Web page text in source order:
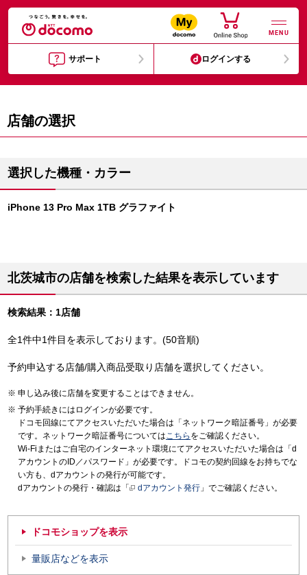
MENU
サポート ログインする
店舗の選択
選択した機種・カラー
iPhone 13 Pro Max 1TB グラファイト
北茨城市の店舗を検索した結果を表示しています
検索結果：1店舗
全1件中1件目を表示しております。(50音順)
予約申込する店舗/購入商品受取り店舗を選択してください。
申し込み後に店舗を変更することはできません。
予約手続きにはログインが必要です。
ドコモ回線にてアクセスいただいた場合は「ネットワーク暗証番号」が必要
です。ネットワーク暗証番号についてはこちら をご確認ください。
Wi-Fiまたはご自宅のインターネット環境にてアクセスいただいた場合は「d
アカウントのID／パスワード」が必要です。ドコモの契約回線をお持ちでな
い方も、dアカウントの発行が可能です。
dアカウントの発行・確認は「
dアカウント発行 」でご確認ください。
ドコモショップを表示
量販店などを表示